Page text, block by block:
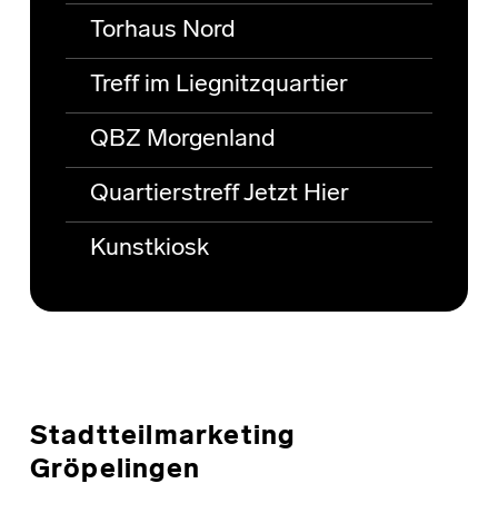
Torhaus Nord
Treff im Liegnitzquartier
QBZ Morgenland
Quartierstreff Jetzt Hier
Kunstkiosk
Stadtteilmarketing
Gröpelingen